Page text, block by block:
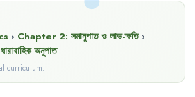
› Chapter 2: সমানুপাত ও লাভ-ক্ষতি ›
অনুপাত
curriculum.